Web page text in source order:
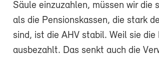
Säule einzuzahlen, müssen wir die
als die Pensionskassen, die stark
sind, ist die AHV stabil. Weil sie
ausbezahlt. Das senkt auch die